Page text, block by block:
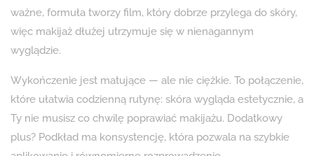
ważne, formuła tworzy film, który dobrze przylega do skóry,
więc makijaż dłużej utrzymuje się w nienagannym
wyglądzie.
Wykończenie jest matujące — ale nie ciężkie. To połączenie,
które ułatwia codzienną rutynę: skóra wygląda estetycznie, a
Ty nie musisz co chwilę poprawiać makijażu. Dodatkowy
plus? Podkład ma konsystencję, która pozwala na szybkie